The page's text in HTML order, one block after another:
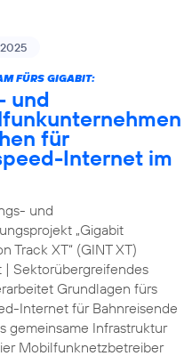
FÜRS GIGABIT:
und
für
Internet im
und
„Gigabit
Track XT“ (GINT XT)
| Sektorübergreifendes
Grundlagen fürs
Internet für Bahnreisende
gemeinsame Infrastruktur
Mobilfunknetzbetreiber